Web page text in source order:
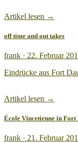
Artikel lesen →
off time and out takes
frank · Veröffentlicht
22. Februar
Eindrücke aus Fort
Artikel lesen →
École Vincetienne in Fort
frank · Veröffentlicht
21. Februar